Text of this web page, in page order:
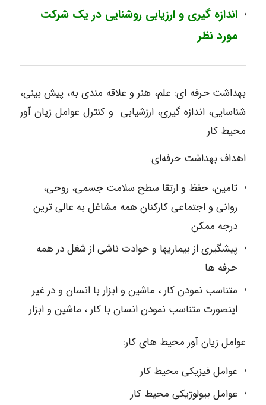
اندازه گیری و ارزیابی روشنایی در یک شرکت
مورد نظر
بهداشت حرفه ای: علم، هنر و علاقه مندی به، پیش بینی،
شناسایی، اندازه گیری، ارزشیابی و کنترل عوامل زیان آور
محیط کار
اهداف بهداشت حرفه‌ای:
تامین، حفظ و ارتقا سطح سلامت جسمی، روحی،
روانی و اجتماعی کارکنان همه مشاغل به عالی ترین
درجه ممکن
پیشگیری از بیماریها و حوادث ناشی از شغل در همه
حرفه ها
متناسب نمودن کار ، ماشین و ابزار با انسان و در غیر
اینصورت متناسب نمودن انسان با کار ، ماشین و ابزار
عوامل زیان آور محیط های کار:
عوامل فیزیکی محیط کار
عوامل بیولوژیکی محیط کار